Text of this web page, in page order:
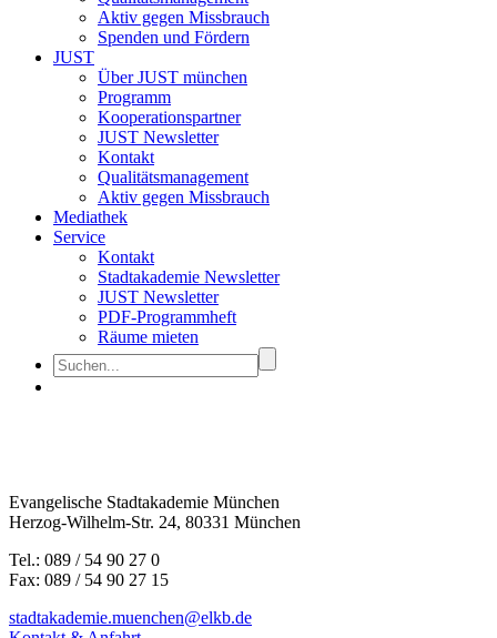
Aktiv gegen Missbrauch
Spenden und Fördern
JUST
Über JUST münchen
Programm
Kooperationspartner
JUST Newsletter
Kontakt
Qualitätsmanagement
Aktiv gegen Missbrauch
Mediathek
Service
Kontakt
Stadtakademie Newsletter
JUST Newsletter
PDF-Programmheft
Räume mieten
Evangelische Stadtakademie München
Herzog-Wilhelm-Str. 24, 80331 München
Tel.: 089 / 54 90 27 0
Fax: 089 / 54 90 27 15
stadtakademie.muenchen@elkb.de